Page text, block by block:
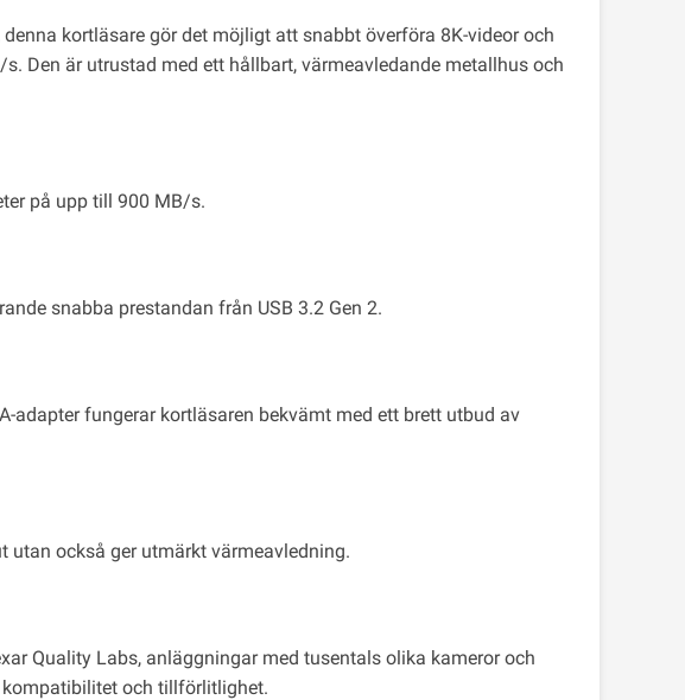
kortläsare gör det möjligt att snabbt överföra 8K-videor och
Den är utrustad med ett hållbart, värmeavledande metallhus och
på upp till 900 MB/s.
snabba prestandan från USB 3.2 Gen 2.
adapter fungerar kortläsaren bekvämt med ett brett utbud av
utan också ger utmärkt värmeavledning.
Quality Labs, anläggningar med tusentals olika kameror och
och tillförlitlighet.